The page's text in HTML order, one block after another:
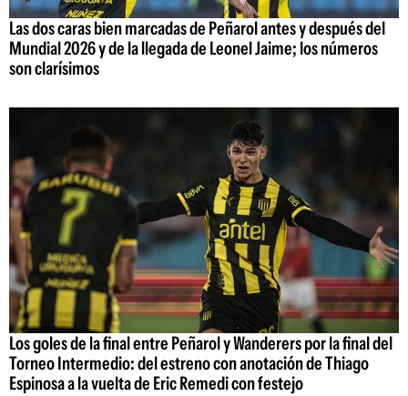
Las dos caras bien marcadas de Peñarol antes y después del
Mundial 2026 y de la llegada de Leonel Jaime; los números
son clarísimos
Los goles de la final entre Peñarol y Wanderers por la final del
Torneo Intermedio: del estreno con anotación de Thiago
Espinosa a la vuelta de Eric Remedi con festejo